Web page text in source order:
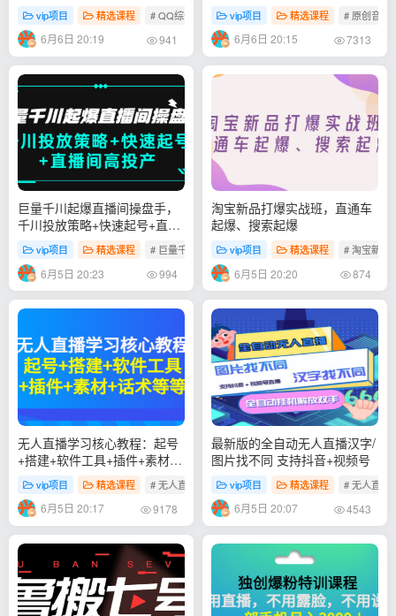
vip项目 精选课程 # QQ综合营销 # NB综合营销
6月6日 20:19 941
vip项目 精选课程 # 原创音乐
6月6日 20:15 7313
巨量千川起爆直播间操盘手，
千川投放策略+快速起号+直播
间高投产
vip项目 精选课程 # 巨量千川 # 直播间操盘手 # 千川投放策略
6月5日 20:23 994
淘宝新品打爆实战班，直通车
起爆、搜索起爆
vip项目 精选课程 # 淘宝新品
6月5日 20:20 874
无人直播学习核心教程：起号
+搭建+软件工具+插件+素材
+话术等等
vip项目 精选课程 # 无人直播
6月5日 20:17 9178
最新版的全自动无人直播汉字/
图片找不同 支持抖音+视频号
vip项目 精选课程 # 无人直播
6月5日 20:07 4543